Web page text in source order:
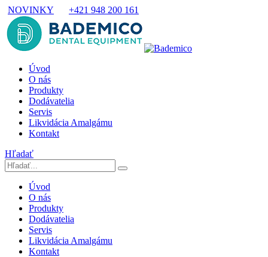
NOVINKY +421 948 200 161
Úvod
O nás
Produkty
Dodávatelia
Servis
Likvidácia Amalgámu
Kontakt
Hľadať
Úvod
O nás
Produkty
Dodávatelia
Servis
Likvidácia Amalgámu
Kontakt